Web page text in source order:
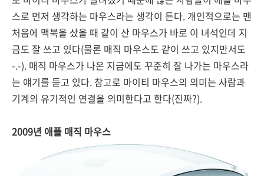
스로 먼저 생각하는 마우스라는 생각이 든다. 개인적으로는 맨
처음에 맥북을 샀을 때 같이 산 마우스가 바로 이 녀석인데 지
금도 잘 쓰고 있다(물론 매직 마우스도 같이 쓰고 있지만서도
-.-). 매직 마우스가 나온 지금에도 꾸준히 잘 나가는 마우스라
는 얘기를 듣고 있다. 참고로 마이티 마우스의 의미는 사람과
기계의 유기적인 연결을 의미한다고 한다(진짜?).
2009년 애플 매직 마우스